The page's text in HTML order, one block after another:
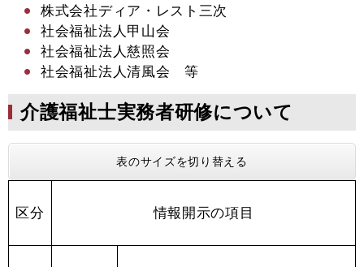
株式会社ディア・レスト三次
社会福祉法人甲山会
社会福祉法人慈照会
社会福祉法人清風会 等
介護福祉士実務者研修について
表のサイズを切り替える
区分 情報開示の項目